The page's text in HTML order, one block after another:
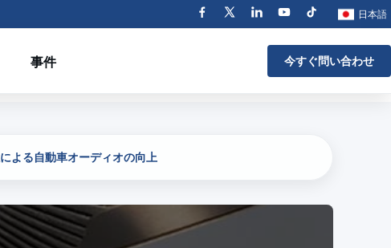
日本語
事件 今すぐ問い合わせ
よる自動車オーディオの向上